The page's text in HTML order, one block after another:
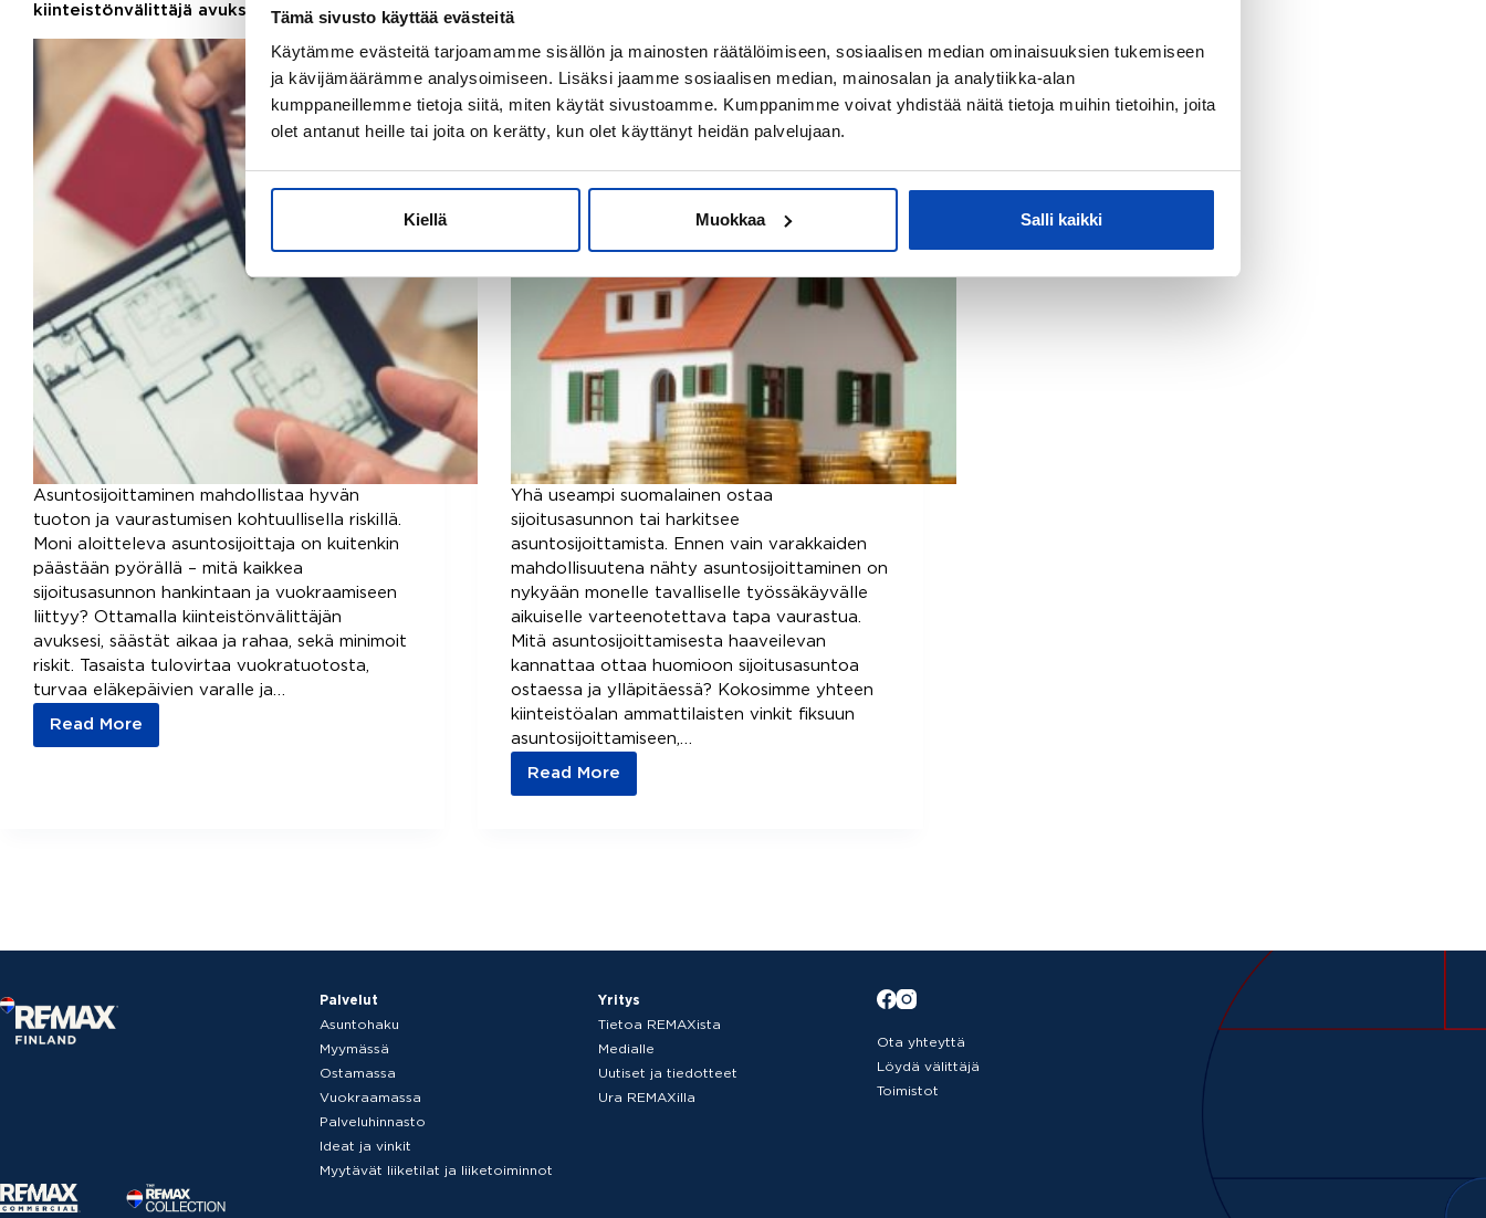
Tämä sivusto käyttää evästeitä
Käytämme evästeitä tarjoamamme sisällön ja mainosten räätälöimiseen, sosiaalisen median ominaisuuksien tukemiseen
ja kävijämäärämme analysoimiseen. Lisäksi jaamme sosiaalisen median, mainosalan ja analytiikka-alan
kumppaneillemme tietoja siitä, miten käytät sivustoamme. Kumppanimme voivat yhdistää näitä tietoja muihin tietoihin, joita
olet antanut heille tai joita on kerätty, kun olet käyttänyt heidän palvelujaan.
Kiellä Muokkaa Salli kaikki
ottaa
vakuutus
kiinteistönvälittäjä avuksesi
Asuntosijoittaminen mahdollistaa hyvän
tuoton ja vaurastumisen kohtuullisella riskillä.
Moni aloitteleva asuntosijoittaja on kuitenkin
päästään pyörällä – mitä kaikkea
sijoitusasunnon hankintaan ja vuokraamiseen
liittyy? Ottamalla kiinteistönvälittäjän
avuksesi, säästät aikaa ja rahaa, sekä minimoit
riskit. Tasaista tulovirtaa vuokratuotosta,
turvaa eläkepäivien varalle ja…
Read More
asuntosijoituksen tuotto
Yhä useampi suomalainen ostaa
sijoitusasunnon tai harkitsee
asuntosijoittamista. Ennen vain varakkaiden
mahdollisuutena nähty asuntosijoittaminen on
nykyään monelle tavalliselle työssäkäyvälle
aikuiselle varteenotettava tapa vaurastua.
Mitä asuntosijoittamisesta haaveilevan
kannattaa ottaa huomioon sijoitusasuntoa
ostaessa ja ylläpitäessä? Kokosimme yhteen
kiinteistöalan ammattilaisten vinkit fiksuun
asuntosijoittamiseen,…
Read More
Palvelut
Asuntohaku
Myymässä
Ostamassa
Vuokraamassa
Palveluhinnasto
Ideat ja vinkit
Myytävät liiketilat ja liiketoiminnot
Yritys
Tietoa REMAXista
Medialle
Uutiset ja tiedotteet
Ura REMAXilla
Ota yhteyttä
Löydä välittäjä
Toimistot